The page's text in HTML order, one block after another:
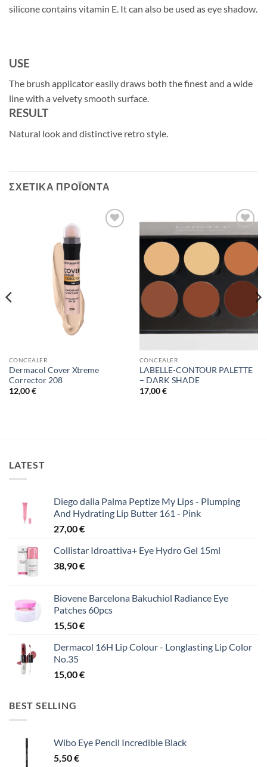
silicone contains vitamin E. It can also be used as eye shadow.
USE
The brush applicator easily draws both the finest and a wide
line with a velvety smooth surface.
RESULT
Natural look and distinctive retro style.
ΣΧΕΤΙΚΆ ΠΡΟΪΌΝΤΑ
CONCEALER
Dermacol Cover Xtreme
Corrector 208
12,00€
Add to
Wishlist
CONCEALER
LABELLE-CONTOUR PALETTE
– DARK SHADE
17,00€
LATEST
Diego dalla Palma Peptize My Lips - Plumping
And Hydrating Lip Butter 161 - Pink
27,00€
Collistar Idroattiva+ Eye Hydro Gel 15ml
38,90€
Biovene Barcelona Bakuchiol Radiance Eye
Patches 60pcs
15,50€
Dermacol 16H Lip Colour - Longlasting Lip Color
No.35
15,00€
BEST SELLING
Wibo Eye Pencil Incredible Black
5,50€